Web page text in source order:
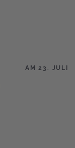
AM 23. JULI